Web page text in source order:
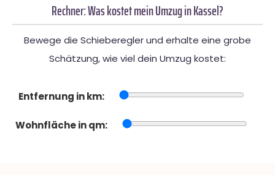
Rechner: Was kostet mein Umzug in Kassel?
Bewege die Schieberegler und erhalte eine grobe
Schätzung, wie viel dein Umzug kostet:
Entfernung in km:
Wohnfläche in qm: